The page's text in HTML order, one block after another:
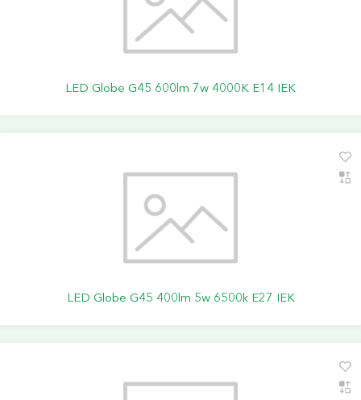
LED Globe G45 600lm 7w 4000K E14 IEK
LED Globe G45 400lm 5w 6500k E27 IEK